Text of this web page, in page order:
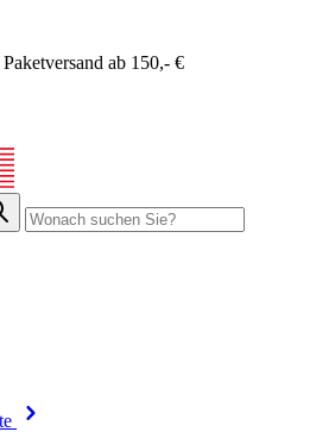
ab 150,- €